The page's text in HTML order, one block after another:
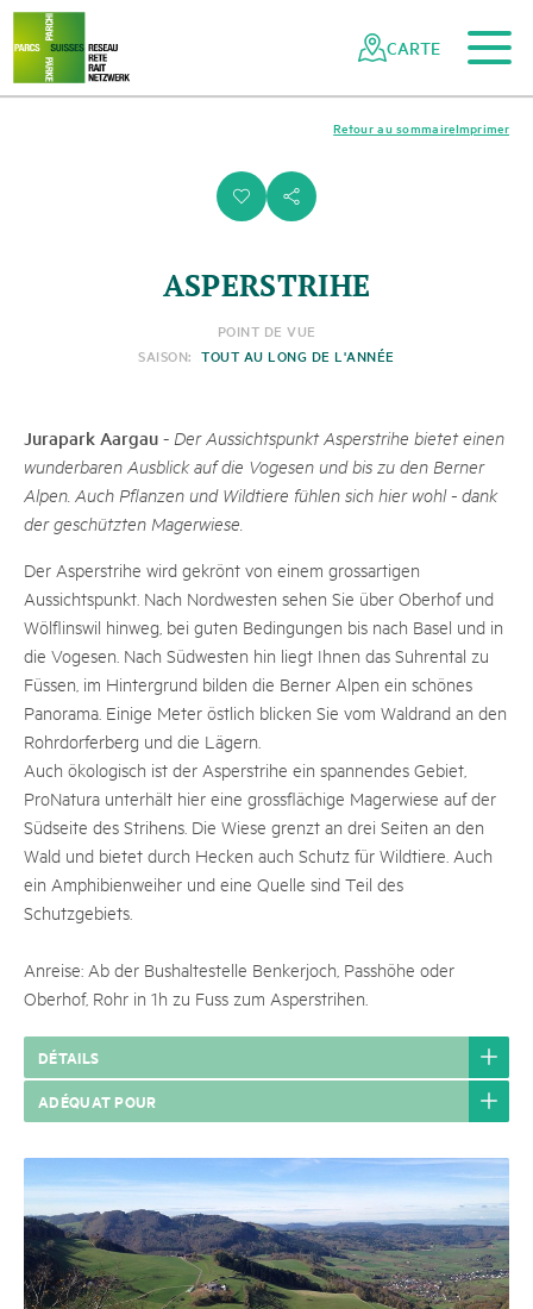
Naviguer
dans
réseau
Navigation
rapide
Vers le contenu principal
Vers la navigation mobile
Vers la recherche
Vers la zone des pieds
Vers le plan du site
CARTE
i s
Imprimer
Retour au sommaire
ASPERSTRIHE
POINT DE VUE
SAISON: TOUT AU LONG DE L'ANNÉE
Jurapark Aargau - Der Aussichtspunkt Asperstrihe bietet einen
wunderbaren Ausblick auf die Vogesen und bis zu den Berner
Alpen. Auch Pflanzen und Wildtiere fühlen sich hier wohl - dank
der geschützten Magerwiese.
Der Asperstrihe wird gekrönt von einem grossartigen
Aussichtspunkt. Nach Nordwesten sehen Sie über Oberhof und
Wölflinswil hinweg, bei guten Bedingungen bis nach Basel und in
die Vogesen. Nach Südwesten hin liegt Ihnen das Suhrental zu
Füssen, im Hintergrund bilden die Berner Alpen ein schönes
Panorama. Einige Meter östlich blicken Sie vom Waldrand an den
Rohrdorferberg und die Lägern.
Auch ökologisch ist der Asperstrihe ein spannendes Gebiet,
ProNatura unterhält hier eine grossflächige Magerwiese auf der
Südseite des Strihens. Die Wiese grenzt an drei Seiten an den
Wald und bietet durch Hecken auch Schutz für Wildtiere. Auch
ein Amphibienweiher und eine Quelle sind Teil des
Schutzgebiets.
Anreise: Ab der Bushaltestelle Benkerjoch, Passhöhe oder
Oberhof, Rohr in 1h zu Fuss zum Asperstrihen.
DÉTAILS
ADÉQUAT POUR